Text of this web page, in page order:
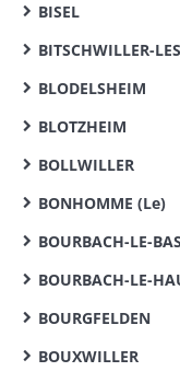
BISEL
BITSCHWILLER-
BLODELSHEIM
BLOTZHEIM
BOLLWILLER
BONHOMME (Le)
BOURBACH-LE-BAS
BOURBACH-LE-
BOURGFELDEN
BOUXWILLER